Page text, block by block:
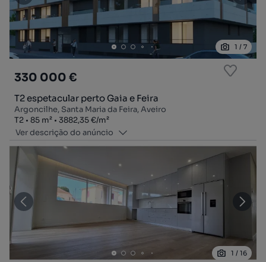
1 / 7
330 000 €
T2 espetacular perto Gaia e Feira
Argoncilhe, Santa Maria da Feira, Aveiro
Tipologia
T2
Zona85 m²
Preço por metro quadrado
3882,35 €/m²
Ver descrição do anúncio
1 / 16